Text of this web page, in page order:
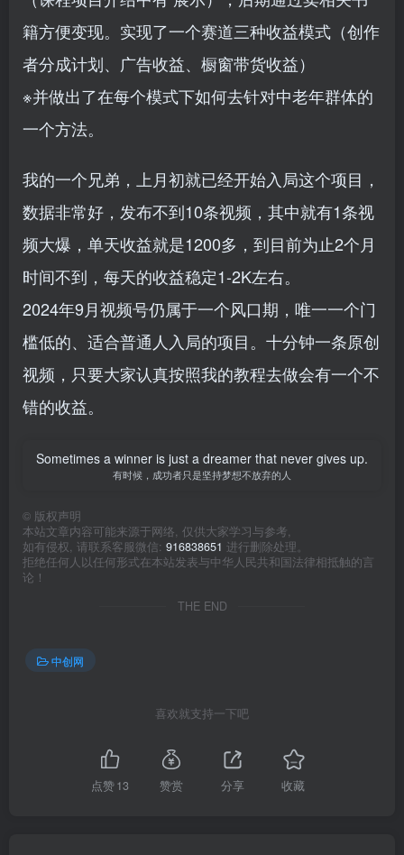
籍方便变现。实现了一个赛道三种收益模式（创作
者分成计划、广告收益、橱窗带货收益）
※并做出了在每个模式下如何去针对中老年群体的
一个方法。
我的一个兄弟，上月初就已经开始入局这个项目，
数据非常好，发布不到10条视频，其中就有1条视
频大爆，单天收益就是1200多，到目前为止2个月
时间不到，每天的收益稳定1-2K左右。
2024年9月视频号仍属于一个风口期，唯一一个门
槛低的、适合普通人入局的项目。十分钟一条原创
视频，只要大家认真按照我的教程去做会有一个不
错的收益。
Sometimes a winner is just a dreamer that never gives up.
有时候，成功者只是坚持梦想不放弃的人
© 版权声明
本站文章内容可能来源于网络, 仅供大家学习与参考,
如有侵权, 请联系客服微信: 916838651 进行删除处理。
拒绝任何人以任何形式在本站发表与中华人民共和国法律相抵触的言
论！
THE END
中创网
喜欢就支持一下吧
点赞13 赞赏 分享 收藏